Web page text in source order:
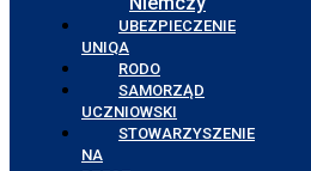
UBEZPIECZENIE
UNIQA
RODO
SAMORZĄD
UCZNIOWSKI
STOWARZYSZENIE
NA